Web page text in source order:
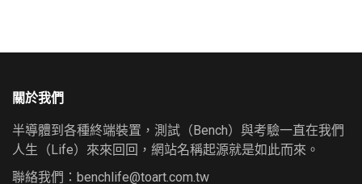
關於我們
半導體到各種終端裝置，測試（Bench）與考驗一直在我們
人生（Life）來來回回，網站名稱起源就是如此而來。
聯絡我們： benchlife@toart.com.tw